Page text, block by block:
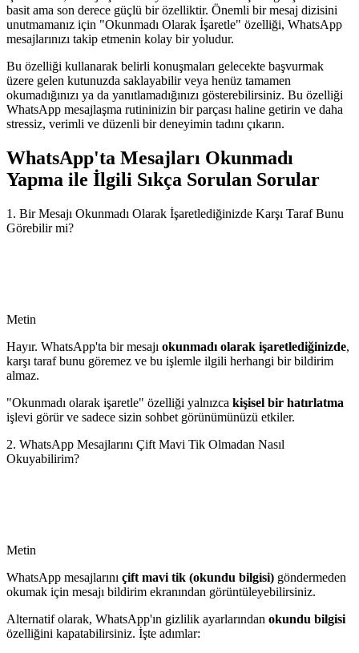
basit ama son derece güçlü bir özelliktir. Önemli bir mesaj dizisini
unutmamanız için "Okunmadı Olarak İşaretle" özelliği, WhatsApp
mesajlarınızı takip etmenin kolay bir yoludur.
Bu özelliği kullanarak belirli konuşmaları gelecekte başvurmak
üzere gelen kutunuzda saklayabilir veya henüz tamamen
okumadığınızı ya da yanıtlamadığınızı gösterebilirsiniz. Bu özelliği
WhatsApp mesajlaşma rutininizin bir parçası haline getirin ve daha
stressiz, verimli ve düzenli bir deneyimin tadını çıkarın.
WhatsApp'ta Mesajları Okunmadı
Yapma ile İlgili Sıkça Sorulan Sorular
1. Bir Mesajı Okunmadı Olarak İşaretlediğinizde Karşı Taraf Bunu
Görebilir mi?
Metin
Hayır. WhatsApp'ta bir mesajı okunmadı olarak işaretlediğinizde,
karşı taraf bunu göremez ve bu işlemle ilgili herhangi bir bildirim
almaz.
"Okunmadı olarak işaretle" özelliği yalnızca kişisel bir hatırlatma
işlevi görür ve sadece sizin sohbet görünümünüzü etkiler.
2. WhatsApp Mesajlarını Çift Mavi Tik Olmadan Nasıl
Okuyabilirim?
Metin
WhatsApp mesajlarını çift mavi tik (okundu bilgisi) göndermeden
okumak için mesajı bildirim ekranından görüntüleyebilirsiniz.
Alternatif olarak, WhatsApp'ın gizlilik ayarlarından okundu bilgisi
özelliğini kapatabilirsiniz. İşte adımlar: